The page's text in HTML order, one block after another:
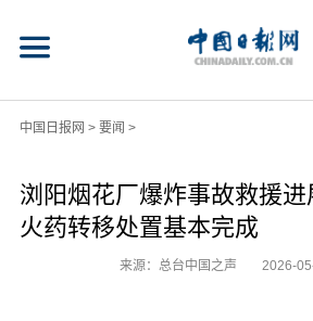
中国日报网 > 要闻 >
浏阳烟花厂爆炸事故救援
火药转移处置基本完成
来源：总台中国之声 2026-